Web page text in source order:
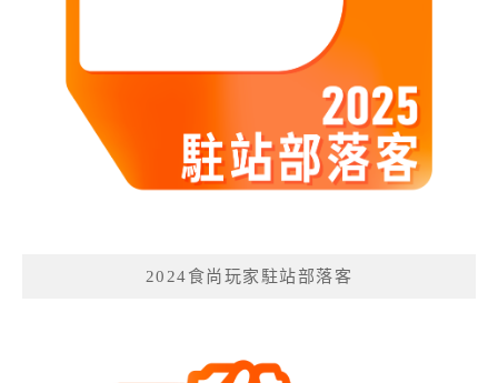
2024食尚玩家駐站部落客